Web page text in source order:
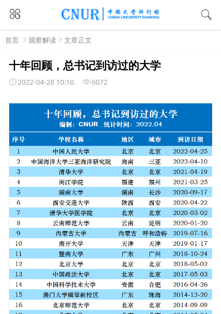
首页 观察解读 文章正文
十年回顾，总书记到访过的大学
2022-04-28 10:10 6072